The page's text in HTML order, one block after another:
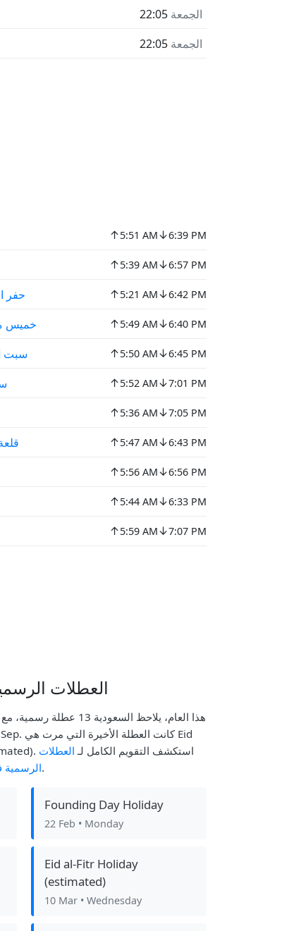
الجمعة 22:05
الجمعة 22:05
↑5:51 AM↓6:39 PM
↑5:39 AM↓6:57 PM
حفر ↑5:21 AM↓6:42 PM
خميس ↑5:49 AM↓6:40 PM
سبت ↑5:50 AM↓6:45 PM
↑5:52 AM↓7:01 PM
↑5:36 AM↓7:05 PM
↑5:47 AM↓6:43 PM
↑5:56 AM↓6:56 PM
↑5:44 AM↓6:33 PM
↑5:59 AM↓7:07 PM
العطلات
al-Adha Holiday (observed, estimated). استكشف التقويم الكامل لـ العطلات
الرسميةلتخطيط جدولك الزمني.
Founding Day Holiday
22 Feb • Monday
Eid al-Fitr Holiday
(estimated)
10 Mar • Wednesday